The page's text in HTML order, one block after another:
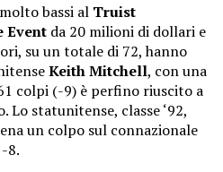
bassi al Truist
Event da 20 milioni di dollari e
su un totale di 72, hanno
Keith Mitchell, con una
colpi (-9) è perfino riuscito a
statunitense, classe ‘92,
un colpo sul connazionale
8.